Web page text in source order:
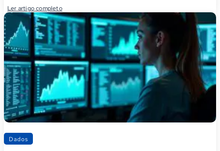
Ler artigo completo
Dados